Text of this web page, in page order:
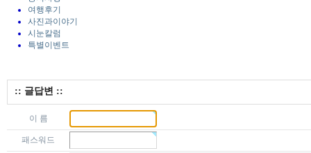
여행후기
사진과이야기
시눈칼럼
특별이벤트
:: 글답변 ::
이 름
패스워드